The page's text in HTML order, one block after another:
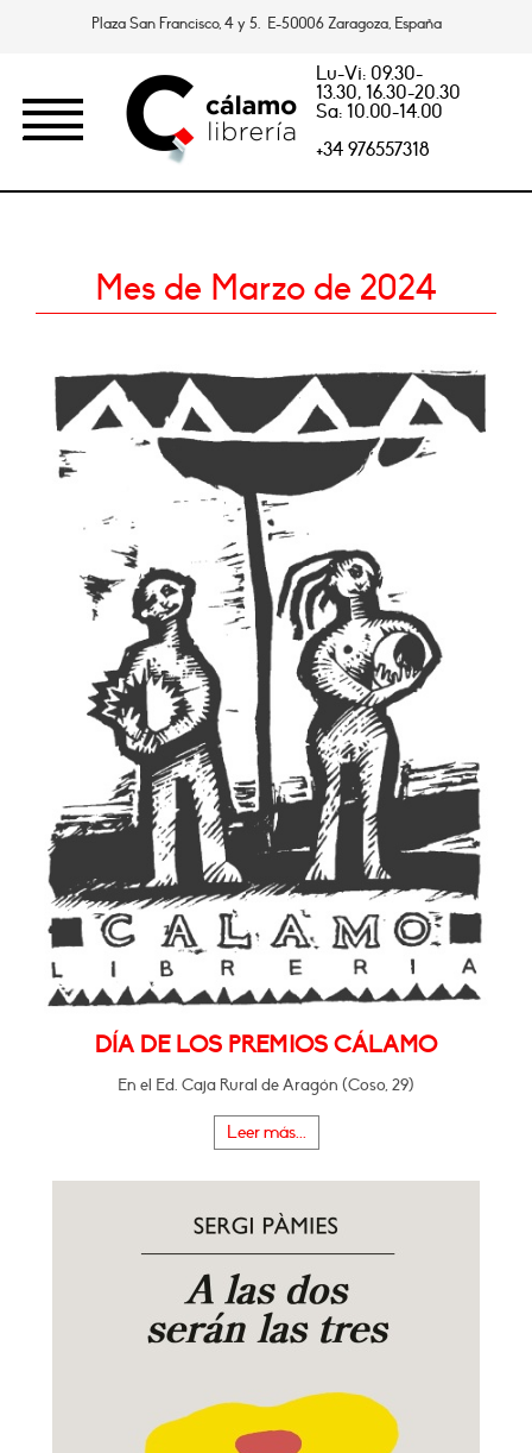
Plaza San Francisco, 4 y 5. E-50006 Zaragoza, España
Lu-Vi: 09.30-
13.30, 16.30-20.30
Sa: 10.00-14.00
+34 976557318
Mes de Marzo de 2024
DÍA DE LOS PREMIOS CÁLAMO
En el Ed. Caja Rural de Aragón (Coso, 29)
Leer más...